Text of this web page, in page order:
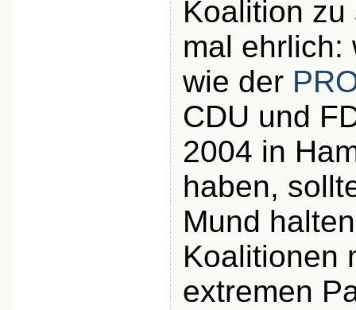
Koalition
mal ehrlich:
wie der
CDU und
2004 in
haben,
Mund
Koalitionen
extremen